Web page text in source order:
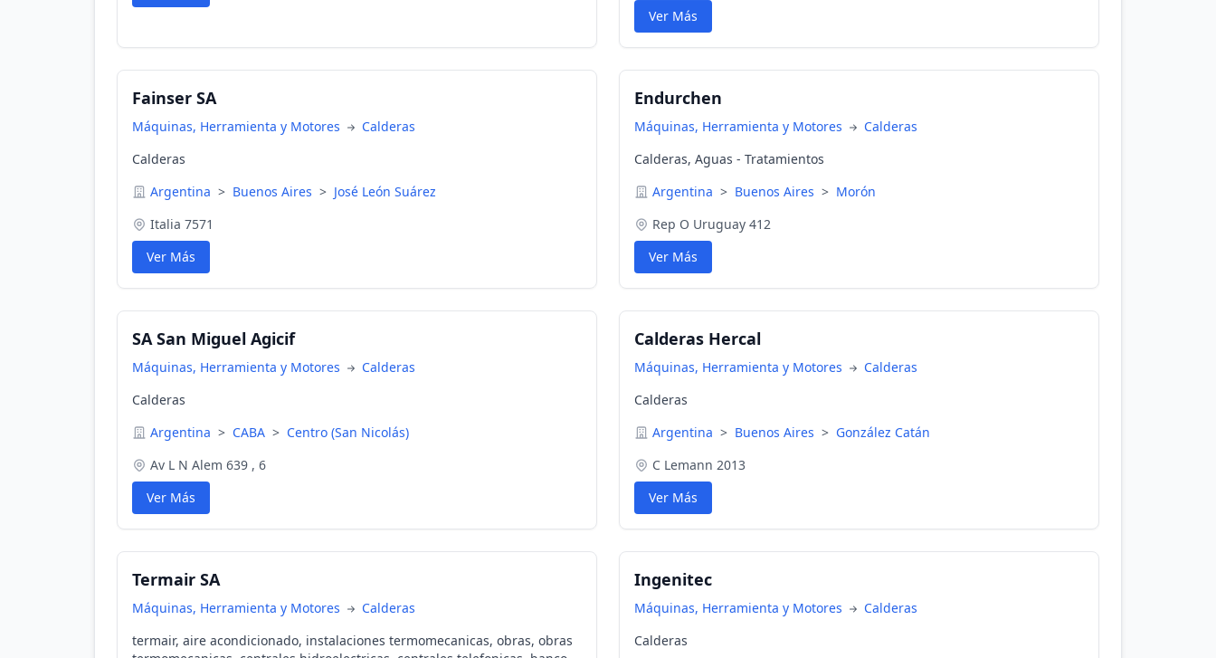
Ver Más
Fainser SA
Máquinas, Herramienta y Motores
Calderas
Calderas
Argentina > Buenos Aires > José León Suárez
Italia 7571
Ver Más
Endurchen
Máquinas, Herramienta y Motores
Calderas
Calderas, Aguas - Tratamientos
Argentina > Buenos Aires > Morón
Rep O Uruguay 412
Ver Más
SA San Miguel Agicif
Máquinas, Herramienta y Motores
Calderas
Calderas
Argentina > CABA > Centro (San Nicolás)
Av L N Alem 639 , 6
Ver Más
Calderas Hercal
Máquinas, Herramienta y Motores
Calderas
Calderas
Argentina > Buenos Aires > González Catán
C Lemann 2013
Ver Más
Termair SA
Máquinas, Herramienta y Motores
Calderas
termair, aire acondicionado, instalaciones termomecanicas, obras, obras
Ingenitec
Máquinas, Herramienta y Motores
Calderas
Calderas